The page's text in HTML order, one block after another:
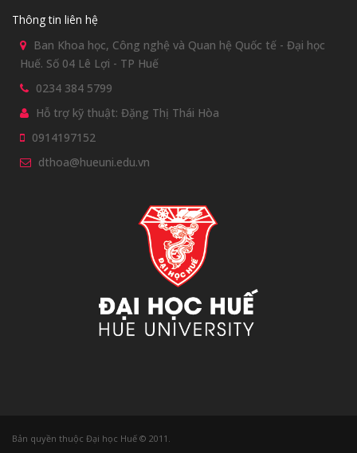
Thông tin liên hệ
Ban Khoa học, Công nghệ và Quan hệ Quốc tế - Đại học
Huế. Số 04 Lê Lợi - TP Huế
0234 384 5799
Hỗ trợ kỹ thuật: Đặng Thị Thái Hòa
0914197152
dthoa@hueuni.edu.vn
Bản quyền thuộc Đại học Huế © 2011.